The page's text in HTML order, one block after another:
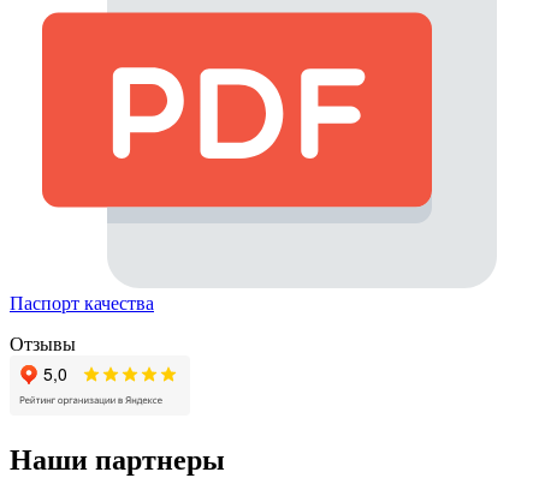
Паспорт качества
Отзывы
Наши партнеры